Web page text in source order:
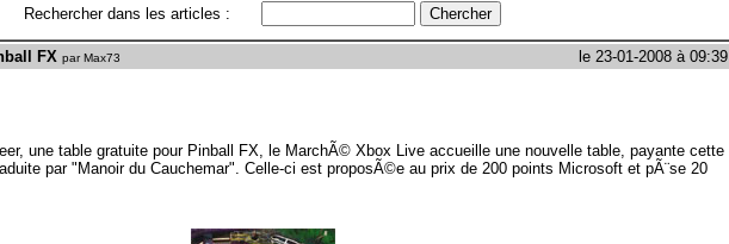
Rechercher dans les articles :
FX par Max73 le 23-01-2008 à 09:39
une table gratuite pour Pinball FX, le MarchÃ© Xbox Live accueille une nouvelle table, payante cette
par "Manoir du Cauchemar". Celle-ci est proposÃ©e au prix de 200 points Microsoft et pÃ¨se 20